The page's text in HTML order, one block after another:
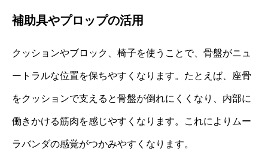
補助具やプロップの活用
クッションやブロック、椅子を使うことで、骨盤がニュ
ートラルな位置を保ちやすくなります。たとえば、座骨
をクッションで支えると骨盤が倒れにくくなり、内部に
働きかける筋肉を感じやすくなります。これによりムー
ラバンダの感覚がつかみやすくなります。